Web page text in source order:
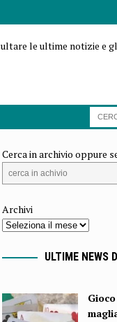
le ultime notizie e
Cerca in archivio oppure
Archivi
ULTIME NEWS